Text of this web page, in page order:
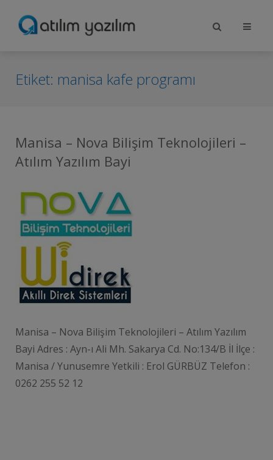
Etiket: manisa kafe programı
Manisa – Nova Bilişim Teknolojileri –
Atılım Yazılım Bayi
Manisa – Nova Bilişim Teknolojileri – Atılım Yazılım
Bayi Adres : Ayn-ı Ali Mh. Sakarya Cd. No:134/B İl İlçe :
Manisa / Yunusemre Yetkili : Erol GÜRBÜZ Telefon :
0262 255 52 12